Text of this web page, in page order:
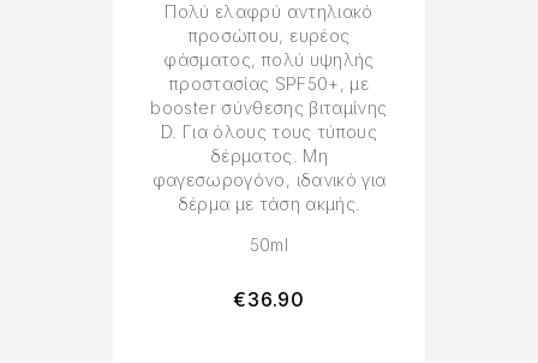
Πολύ ελαφρύ αντηλιακό
προσώπου, ευρέος
φάσματος, πολύ υψηλής
προστασίας SPF50+, με
booster σύνθεσης βιταμίνης
D. Για όλους τους τύπους
δέρματος. Μη
φαγεσωρογόνο, ιδανικό για
δέρμα με τάση ακμής.
50ml
€36.90